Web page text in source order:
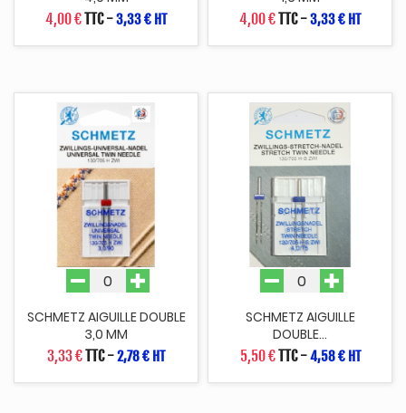
4,00 €TTC-3,33 € HT
4,00 €TTC-3,33 € HT
SCHMETZ AIGUILLE DOUBLE
3,0 MM
3,33 €TTC-2,78 € HT
SCHMETZ AIGUILLE
DOUBLE...
5,50 €TTC-4,58 € HT